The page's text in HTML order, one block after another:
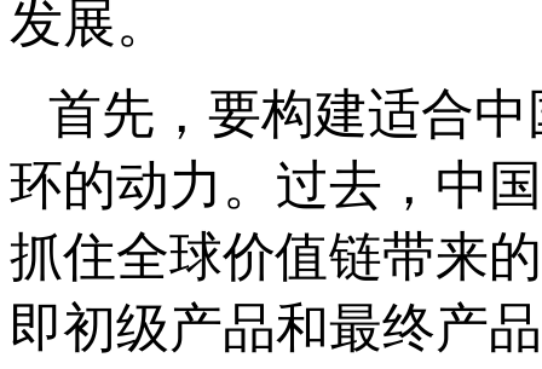
发展。
首先，要构建适合
环的动力。过去，中
抓住全球价值链带来
即初级产品和最终产